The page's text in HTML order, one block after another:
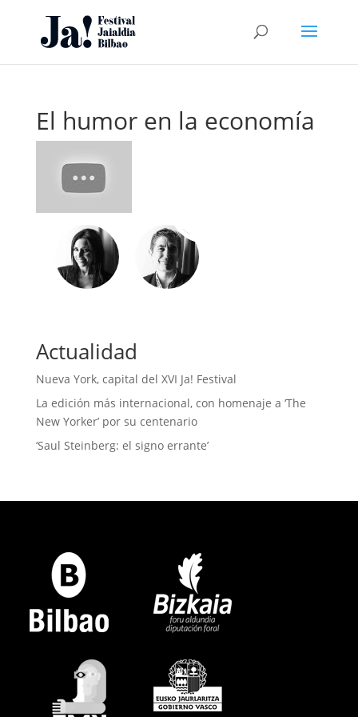
El humor en la economía
I
Actualidad
Nueva York, capital del XVI Ja! Festival
La edición más internacional, con homenaje a ‘The
New Yorker’ por su centenario
‘Saul Steinberg: el signo errante’